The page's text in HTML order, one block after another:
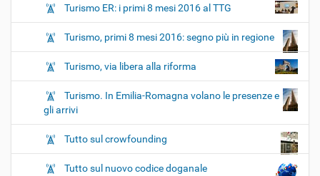
Turismo ER: i primi 8 mesi 2016 al TTG
Turismo, primi 8 mesi 2016: segno più in regione
Turismo, via libera alla riforma
Turismo. In Emilia-Romagna volano le presenze e
gli arrivi
Tutto sul crowfounding
Tutto sul nuovo codice doganale